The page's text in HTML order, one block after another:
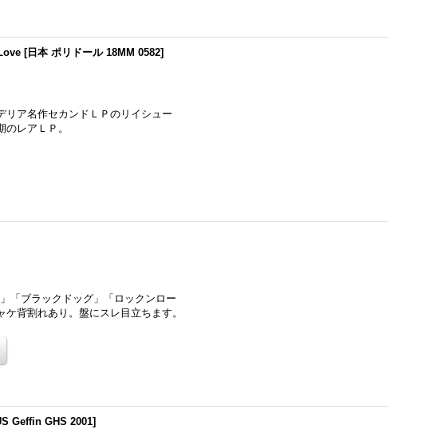
[日本 ポリドール 18MM 0582]
ア名作セカンドＬＰのリイシュー
レアＬＰ。
「ブラックドッグ」「ロックンロー
背割れあり。盤にスレ目立ちます。
Geffin GHS 2001]